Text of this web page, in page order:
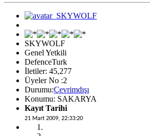
SKYWOLF
Genel Yetkili
DefenceTurk
İletiler: 45,277
Üyeler No :2
Durumu:Çevrimdışı
Konumu: SAKARYA
Kayıt Tarihi
21 Mart 2009, 22:33:20